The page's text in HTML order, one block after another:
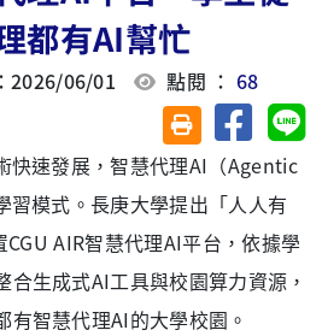
都有AI幫忙
2026/06/01 點閱 ：68
友善列印(另開視
分享至
快速發展，智慧代理AI（Agentic
習模式。長庚大學提出「人人有
AIR智慧代理AI平台，依據學
合生成式AI工具與校園算力資源，
智慧代理AI的大學校園。